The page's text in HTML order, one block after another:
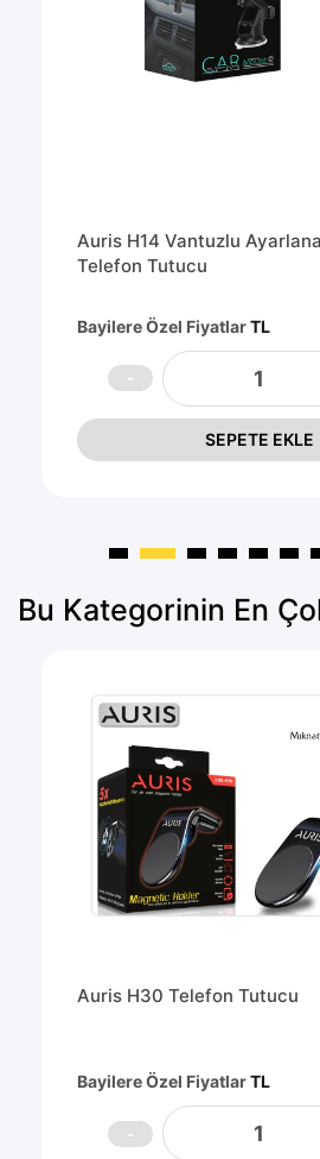
Auris H14 Vantuzlu
Telefon Tutucu
Bayilere Özel FiyatlarTL
SEPETE EKLE
Bu Kategorinin En
Auris H30 Telefon Tutucu
Bayilere Özel FiyatlarTL